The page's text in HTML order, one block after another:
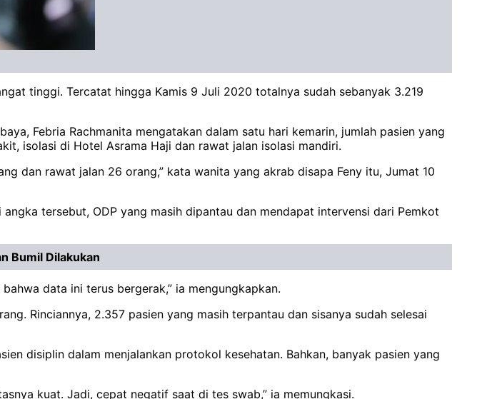
tinggi. Tercatat hingga Kamis 9 Juli 2020 totalnya sudah sebanyak 3.219
Febria Rachmanita mengatakan dalam satu hari kemarin, jumlah pasien yang
isolasi di Hotel Asrama Haji dan rawat jalan isolasi mandiri.
dan rawat jalan 26 orang,” kata wanita yang akrab disapa Feny itu, Jumat 10
tersebut, ODP yang masih dipantau dan mendapat intervensi dari Pemkot
Bumil Dilakukan
data ini terus bergerak,” ia mengungkapkan.
Rinciannya, 2.357 pasien yang masih terpantau dan sisanya sudah selesai
disiplin dalam menjalankan protokol kesehatan. Bahkan, banyak pasien yang
kuat. Jadi, cepat negatif saat di tes swab,” ia memungkasi.